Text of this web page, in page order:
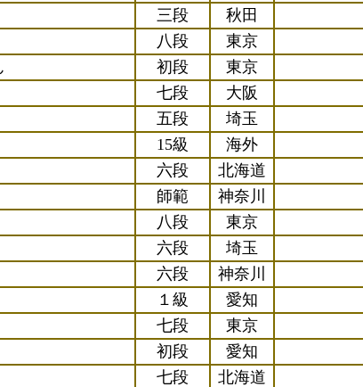
三段 秋田
八段 東京
初段 東京
七段 大阪
五段 埼玉
15級 海外
六段 北海道
師範 神奈川
八段 東京
六段 埼玉
六段 神奈川
１級 愛知
七段 東京
初段 愛知
七段 北海道